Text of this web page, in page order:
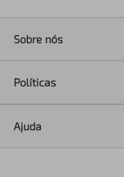
Sobre nós
Políticas
Ajuda